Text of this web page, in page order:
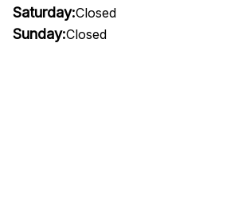
Saturday:Closed
Sunday:Closed